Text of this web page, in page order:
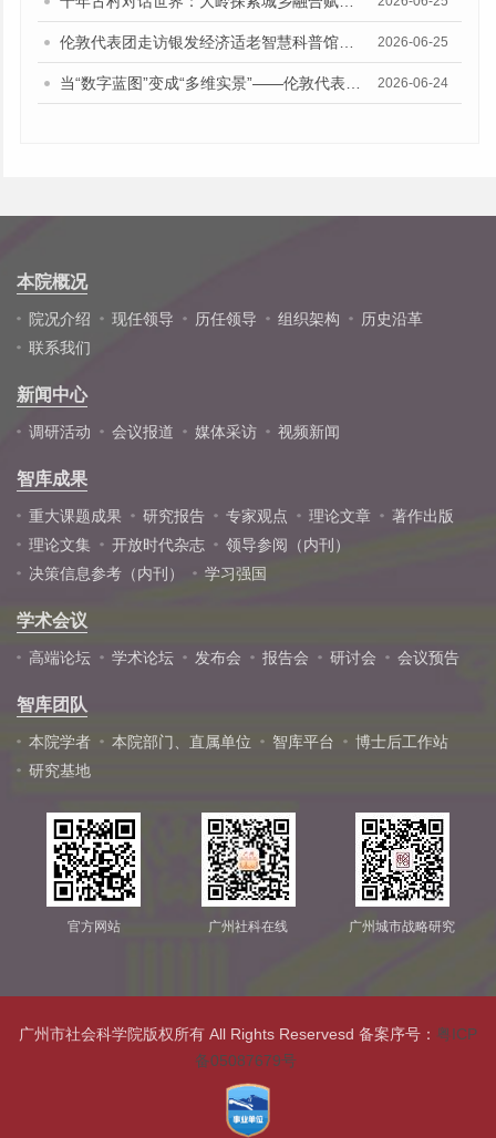
伦敦代表团走访银发经济适老智慧科普馆与银发经济公共实验室：惊叹广州“科技赋能银发经济”创新实践 2026-06-25
当“数字蓝图”变成“多维实景”——伦敦代表团在黄埔见证AI赋能文化产业 2026-06-24
本院概况
院况介绍 现任领导 历任领导 组织架构
历史沿革
联系我们
新闻中心
调研活动 会议报道 媒体采访 视频新闻
智库成果
重大课题成果 研究报告 专家观点 理论文章
著作出版
理论文集
开放时代杂志
领导参阅（内刊）
决策信息参考（内刊）
学习强国
学术会议
高端论坛 学术论坛 发布会 报告会 研讨会 会议预告
智库团队
本院学者 本院部门、直属单位 智库平台
博士后工作站
研究基地
官方网站 广州社科在线 广州城市战略研究
广州市社会科学院版权所有 All Rights Reservesd 备案序号： 粤ICP
备05087679号